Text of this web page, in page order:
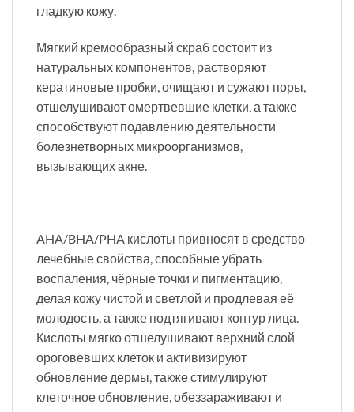
гладкую кожу.
Мягкий кремообразный скраб состоит из
натуральных компонентов, растворяют
кератиновые пробки, очищают и сужают поры,
отшелушивают омертвевшие клетки, а также
способствуют подавлению деятельности
болезнетворных микроорганизмов,
вызывающих акне.
AHA/BHA/PHA кислоты привносят в средство
лечебные свойства, способные убрать
воспаления, чёрные точки и пигментацию,
делая кожу чистой и светлой и продлевая её
молодость, а также подтягивают контур лица.
Кислоты мягко отшелушивают верхний слой
ороговевших клеток и активизируют
обновление дермы, также стимулируют
клеточное обновление, обеззараживают и